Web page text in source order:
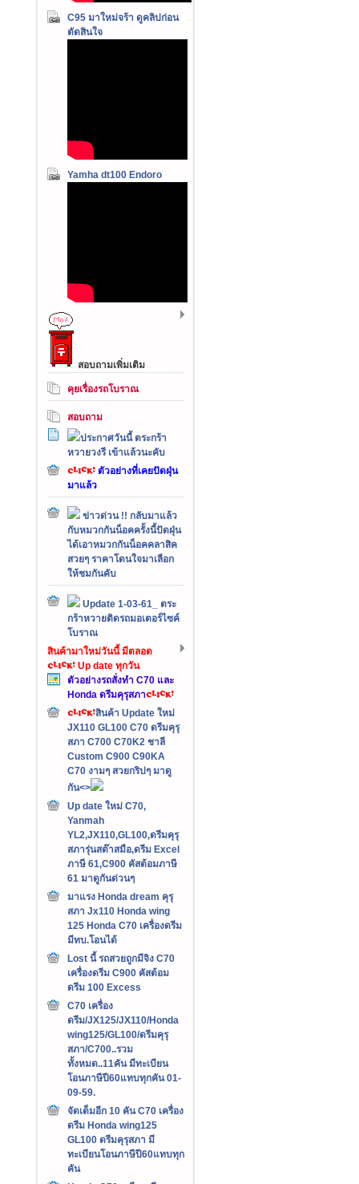
C95 มาใหม่จร้า ดูคลิปก่อน
ตัดสินใจ
Yamha dt100 Endoro
สอบถามเพิ่มเติม
คุยเรื่องรถโบราณ
สอบถาม
ประกาศวันนี้ ตระกร้า
หวายวงรี เข้าแล้วนะคับ
ตัวอย่างที่เคยปัดฝุ่น
มาแล้ว
ข่าวด่วน !! กลับมาแล้ว
กับหมวกกันน็อคครั้งนี้ปัดฝุ่น
ได้เอาหมวกกันน็อคคลาสิค
สวยๆ ราคาโดนใจมาเลือก
ให้ชมกันคับ
Update 1-03-61_ ตระ
กร้าหวายติดรถมอเตอร์ไซค์
โบราณ
สินค้ามาใหม่วันนี้ มีตลอด
Up date ทุกวัน
ตัวอย่างรถสั่งทำ C70 และ
Honda ดรีมคุรุสภา
สินค้า Update ใหม่
JX110 GL100 C70 ดรีมคุรุ
สภา C700 C70K2 ชาลี
Custom C900 C90KA
C70 งามๆ สวยกริปๆ มาดู
กัน<>
Up date ใหม่ C70,
Yanmah
YL2,JX110,GL100,ดรีมคุรุ
สภารุ่นสต๊าสมือ,ดรีม Excel
ภาษี 61,C900 คัสต้อมภาษี
61 มาดูกันด่วนๆ
มาแรง Honda dream คุรุ
สภา Jx110 Honda wing
125 Honda C70 เครื่องดรีม
มีทบ.โอนได้
Lost นี้ รถสวยถูกมีจิง C70
เครื่องดรีม C900 คัสต้อม
ดรีม 100 Excess
C70 เครื่อง
ดรีม/JX125/JX110/Honda
wing125/GL100/ดรีมคุรุ
สภา/C700..รวม
ทั้งหมด..11คัน มีทะเบียน
โอนภาษีปี60แทบทุกคัน 01-
09-59.
จัดเต็มอีก 10 คัน C70 เครื่อง
ดรีม Honda wing125
GL100 ดรีมคุรุสภา มี
ทะเบียนโอนภาษีปี60แทบทุก
คัน